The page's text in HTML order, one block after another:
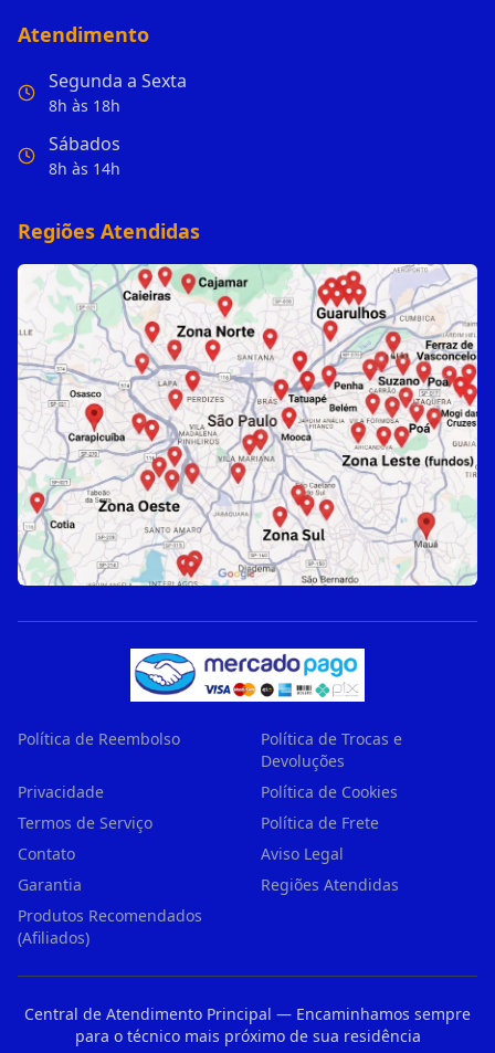
Atendimento
Segunda a Sexta
8h às 18h
Sábados
8h às 14h
Regiões Atendidas
Política de Reembolso
Política de Trocas e
Devoluções
Privacidade
Política de Cookies
Termos de Serviço
Política de Frete
Contato
Aviso Legal
Garantia
Regiões Atendidas
Produtos Recomendados
(Afiliados)
Central de Atendimento Principal — Encaminhamos sempre
para o técnico mais próximo de sua residência